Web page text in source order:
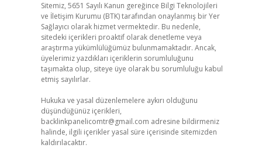
Sitemiz, 5651 Sayılı Kanun gereğince Bilgi Teknolojileri
ve İletişim Kurumu (BTK) tarafından onaylanmış bir Yer
Sağlayıcı olarak hizmet vermektedir. Bu nedenle,
sitedeki içerikleri proaktif olarak denetleme veya
araştırma yükümlülüğümüz bulunmamaktadır. Ancak,
üyelerimiz yazdıkları içeriklerin sorumluluğunu
taşımakta olup, siteye üye olarak bu sorumluluğu kabul
etmiş sayılırlar.
Hukuka ve yasal düzenlemelere aykırı olduğunu
düşündüğünüz içerikleri,
backlinkpanelicomtr@gmail.com adresine bildirmeniz
halinde, ilgili içerikler yasal süre içerisinde sitemizden
kaldırılacaktır.